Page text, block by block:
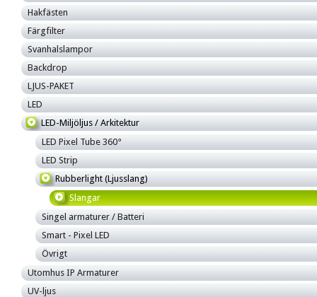
Hakfästen
Färgfilter
Svanhalslampor
Backdrop
LJUS-PAKET
LED
LED-Miljöljus / Arkitektur
LED Pixel Tube 360°
LED Strip
Rubberlight (Ljusslang)
Slangar
Singel armaturer / Batteri
Smart - Pixel LED
Övrigt
Utomhus IP Armaturer
UV-ljus